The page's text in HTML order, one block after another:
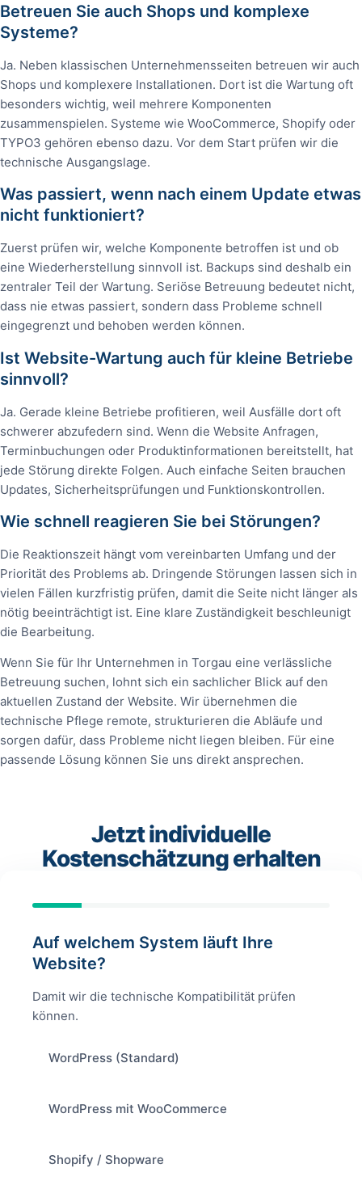
Betreuen Sie auch Shops und komplexe
Systeme?
Ja. Neben klassischen Unternehmensseiten betreuen wir auch
Shops und komplexere Installationen. Dort ist die Wartung oft
besonders wichtig, weil mehrere Komponenten
zusammenspielen. Systeme wie WooCommerce, Shopify oder
TYPO3 gehören ebenso dazu. Vor dem Start prüfen wir die
technische Ausgangslage.
Was passiert, wenn nach einem Update etwas
nicht funktioniert?
Zuerst prüfen wir, welche Komponente betroffen ist und ob
eine Wiederherstellung sinnvoll ist. Backups sind deshalb ein
zentraler Teil der Wartung. Seriöse Betreuung bedeutet nicht,
dass nie etwas passiert, sondern dass Probleme schnell
eingegrenzt und behoben werden können.
Ist Website-Wartung auch für kleine Betriebe
sinnvoll?
Ja. Gerade kleine Betriebe profitieren, weil Ausfälle dort oft
schwerer abzufedern sind. Wenn die Website Anfragen,
Terminbuchungen oder Produktinformationen bereitstellt, hat
jede Störung direkte Folgen. Auch einfache Seiten brauchen
Updates, Sicherheitsprüfungen und Funktionskontrollen.
Wie schnell reagieren Sie bei Störungen?
Die Reaktionszeit hängt vom vereinbarten Umfang und der
Priorität des Problems ab. Dringende Störungen lassen sich in
vielen Fällen kurzfristig prüfen, damit die Seite nicht länger als
nötig beeinträchtigt ist. Eine klare Zuständigkeit beschleunigt
die Bearbeitung.
Wenn Sie für Ihr Unternehmen in Torgau eine verlässliche
Betreuung suchen, lohnt sich ein sachlicher Blick auf den
aktuellen Zustand der Website. Wir übernehmen die
technische Pflege remote, strukturieren die Abläufe und
sorgen dafür, dass Probleme nicht liegen bleiben. Für eine
passende Lösung können Sie uns direkt ansprechen.
Jetzt individuelle
Kostenschätzung erhalten
Auf welchem System läuft Ihre
Website?
Damit wir die technische Kompatibilität prüfen
können.
WordPress (Standard)
WordPress mit WooCommerce
Shopify / Shopware